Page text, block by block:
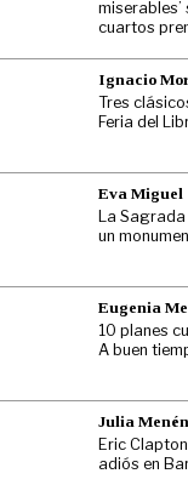
cuartos
Ignacio
Tres
Feria del
Eva Miguel
La
un
Eugenia
10 planes
A buen
Julia
Eric
adiós en